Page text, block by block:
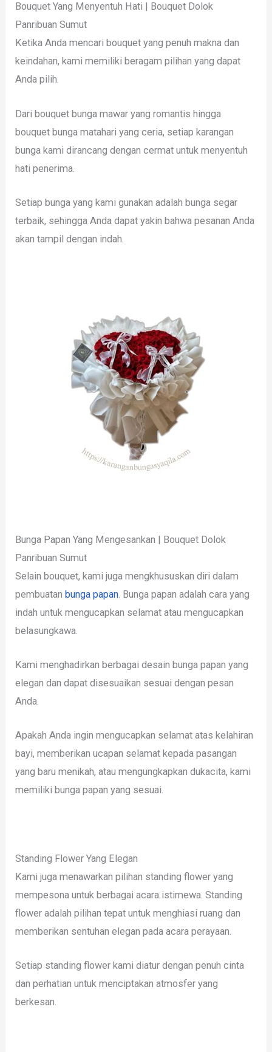
Bouquet Yang Menyentuh Hati | Bouquet Dolok
Panribuan Sumut
Ketika Anda mencari bouquet yang penuh makna dan
keindahan, kami memiliki beragam pilihan yang dapat
Anda pilih.
Dari bouquet bunga mawar yang romantis hingga
bouquet bunga matahari yang ceria, setiap karangan
bunga kami dirancang dengan cermat untuk menyentuh
hati penerima.
Setiap bunga yang kami gunakan adalah bunga segar
terbaik, sehingga Anda dapat yakin bahwa pesanan Anda
akan tampil dengan indah.
Bunga Papan Yang Mengesankan | Bouquet Dolok
Panribuan Sumut
Selain bouquet, kami juga mengkhususkan diri dalam
pembuatan bunga papan. Bunga papan adalah cara yang
indah untuk mengucapkan selamat atau mengucapkan
belasungkawa.
Kami menghadirkan berbagai desain bunga papan yang
elegan dan dapat disesuaikan sesuai dengan pesan
Anda.
Apakah Anda ingin mengucapkan selamat atas kelahiran
bayi, memberikan ucapan selamat kepada pasangan
yang baru menikah, atau mengungkapkan dukacita, kami
memiliki bunga papan yang sesuai.
Standing Flower Yang Elegan
Kami juga menawarkan pilihan standing flower yang
mempesona untuk berbagai acara istimewa. Standing
flower adalah pilihan tepat untuk menghiasi ruang dan
memberikan sentuhan elegan pada acara perayaan.
Setiap standing flower kami diatur dengan penuh cinta
dan perhatian untuk menciptakan atmosfer yang
berkesan.